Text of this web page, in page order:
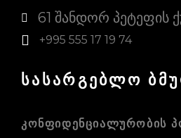
61 შანდორ პეტეფის
+995 555 17 19 74
სასარგებლო
ᲙᲝᲜᲤᲘᲓᲔᲜᲪᲘᲐᲚᲣᲠᲝᲑᲘᲡ